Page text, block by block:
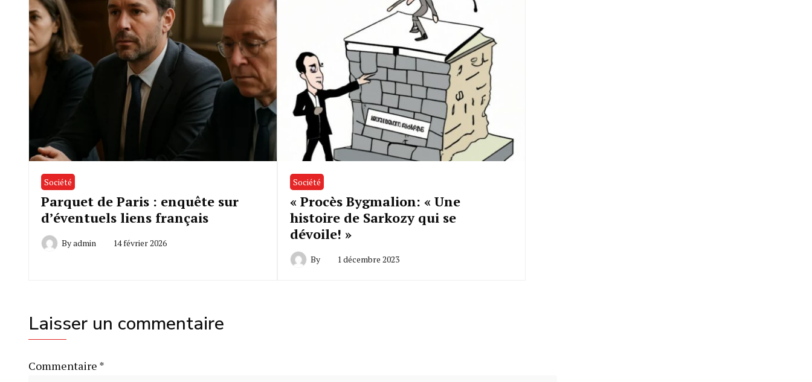
Société
Parquet de Paris : enquête sur
d’éventuels liens français
Byadmin 14 février 2026
Société
« Procès Bygmalion: « Une
histoire de Sarkozy qui se
dévoile! »
By 1 décembre 2023
Laisser un commentaire
Commentaire *